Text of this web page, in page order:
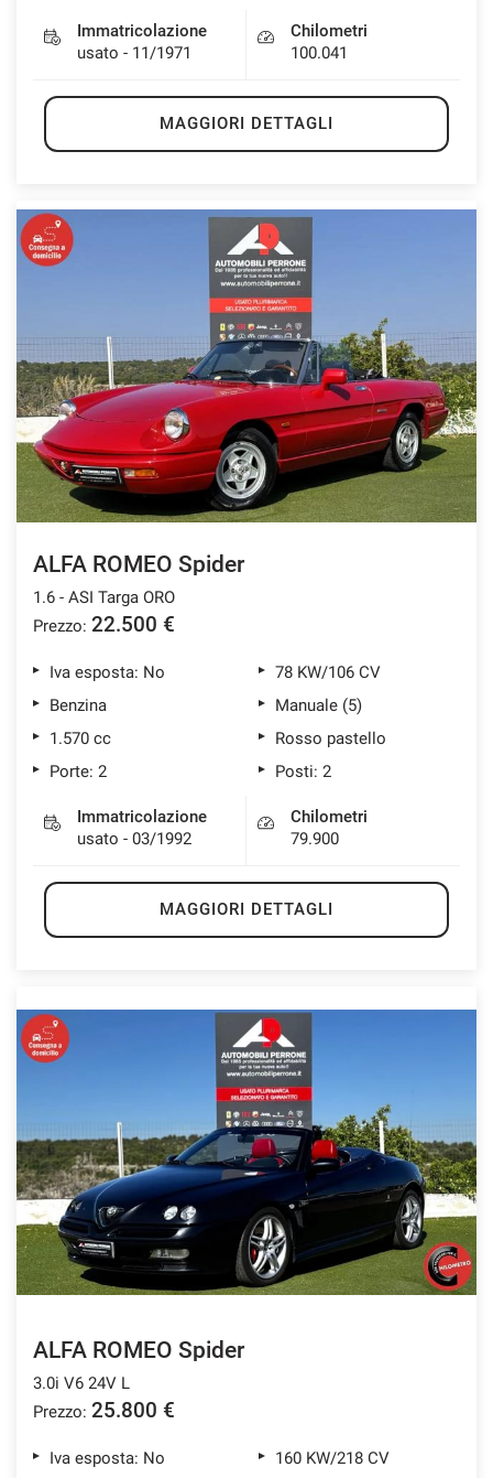
Immatricolazione
usato - 11/1971
Chilometri
100.041
MAGGIORI DETTAGLI
ALFA ROMEO Spider
1.6 - ASI Targa ORO
Prezzo: 22.500 €
Iva esposta: No
78 KW/106 CV
Benzina
Manuale (5)
1.570 cc
Rosso pastello
Porte: 2
Posti: 2
Immatricolazione
usato - 03/1992
Chilometri
79.900
MAGGIORI DETTAGLI
ALFA ROMEO Spider
3.0i V6 24V L
Prezzo: 25.800 €
Iva esposta: No 160 KW/218 CV